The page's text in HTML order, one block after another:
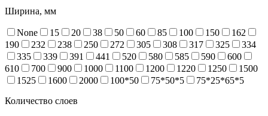
Ширина, мм
None 15 20 38 50 60 85 100 150
162
190
232 238 250 272 305 308 317 325
334
335
339 391 441 520 580 585 590
600
610
700 900 1000 1100 1200 1220 1250
1500
1525
1600 2000 100*50 75*50*5
75*25*65*5
Количество слоев